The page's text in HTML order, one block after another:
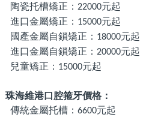
陶瓷托槽矯正： 22000元起
進口金屬矯正： 15000元起
國產金屬自鎖矯正： 18000元起
進口金屬自鎖矯正： 20000元起
兒童矯正： 15000元起
珠海維港口腔箍牙價格：
傳統金屬托槽： 6600元起